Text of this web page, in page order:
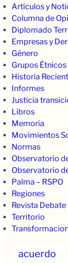
Artículos y
Columna de
Diplomado
Empresas y
Género
Grupos Étnicos
Historia
Informes
Justicia
Libros
Memoria
Movimientos
Normas
Observatorio
Observatorio
Palma – RSPO
Regiones
Revista Debate
Territorio
acuerdo